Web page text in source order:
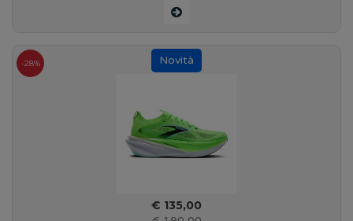
Mist/Green - 110467 1D 164
-28%
€ 135,00